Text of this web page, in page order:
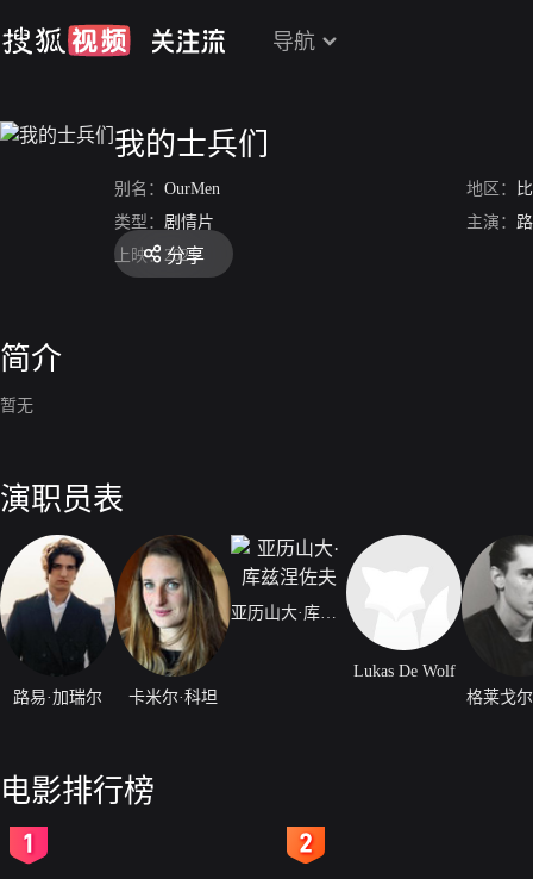
导航
我的士兵们
别名： OurMen 地区：
类型： 剧情片 主演：
上映： 2021
分享
简介
暂无
演职员表
路易·加瑞尔 卡米尔·科坦
亚历山大·库兹涅佐夫
Lukas De Wolf
格莱戈
电影排行榜